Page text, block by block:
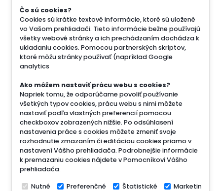
Čo sú cookies?
Cookies sú krátke textové informácie, ktoré sú uložené
vo Vašom prehliadači. Tieto informácie bežne používajú
všetky webové stránky a ich prechádzaním dochádza k
ukladaniu cookies. Pomocou partnerských skriptov,
ktoré môžu stránky používať (napríklad Google
analytics
Ako môžem nastaviť prácu webu s cookies?
Napriek tomu, že odporúčame povoliť používanie
všetkých typov cookies, prácu webu s nimi môžete
nastaviť podľa vlastných preferencií pomocou
checkboxov zobrazených nižšie. Po odsúhlasení
nastavenia práce s cookies môžete zmeniť svoje
rozhodnutie zmazaním či editáciou cookies priamo v
nastavení Vášho prehliadača. Podrobnejšie informácie
k premazaniu cookies nájdete v Pomocníkovi Vášho
prehliadača.
Nutné Preferenčné Štatistické Marketingové